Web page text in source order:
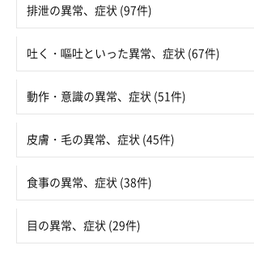
排泄の異常、症状 (97件)
吐く・嘔吐といった異常、症状 (67件)
動作・意識の異常、症状 (51件)
皮膚・毛の異常、症状 (45件)
食事の異常、症状 (38件)
目の異常、症状 (29件)